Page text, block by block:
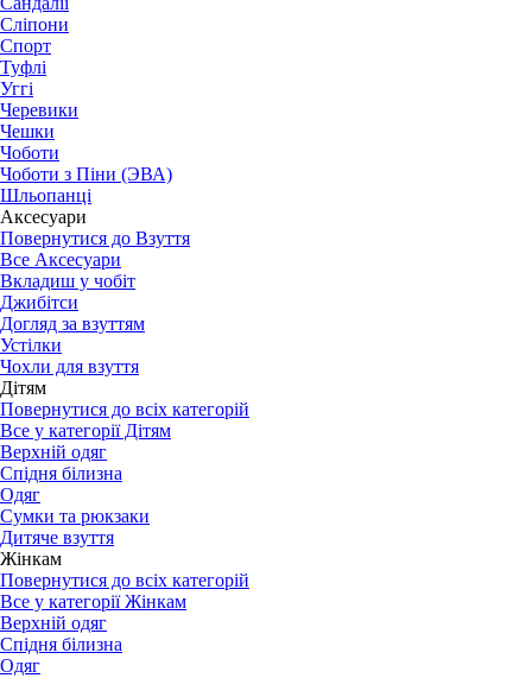
Сліпони
Спорт
Туфлі
Уггі
Черевики
Чешки
Чоботи
Чоботи з Піни (ЭВА)
Шльопанці
Аксесуари
Повернутися до Взуття
Все Аксесуари
Вкладиш у чобіт
Джибітси
Догляд за взуттям
Устілки
Чохли для взуття
Дітям
Повернутися до всіх категорій
Все у категорії Дітям
Верхній одяг
Спідня білизна
Одяг
Сумки та рюкзаки
Дитяче взуття
Жінкам
Повернутися до всіх категорій
Все у категорії Жінкам
Верхній одяг
Спідня білизна
Одяг